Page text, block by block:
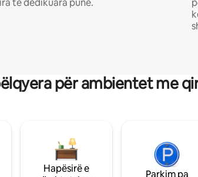
të dedikuara pune.
për ambientet me
Hapësirë e
Parkim pa